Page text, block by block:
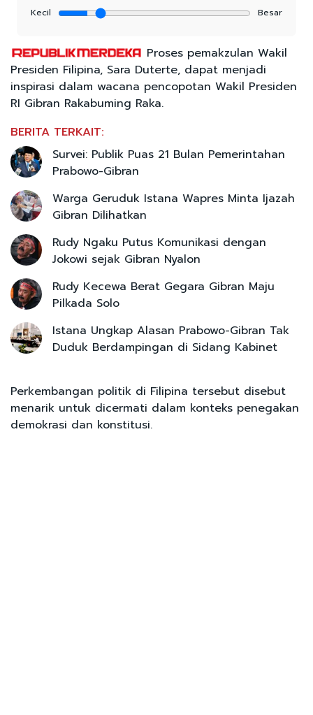
Kecil
Besar
Proses pemakzulan Wakil
Presiden Filipina, Sara Duterte, dapat menjadi
inspirasi dalam wacana pencopotan Wakil Presiden
RI Gibran Rakabuming Raka.
BERITA TERKAIT:
Survei: Publik Puas 21 Bulan Pemerintahan
Prabowo-Gibran
Warga Geruduk Istana Wapres Minta Ijazah
Gibran Dilihatkan
Rudy Ngaku Putus Komunikasi dengan
Jokowi sejak Gibran Nyalon
Rudy Kecewa Berat Gegara Gibran Maju
Pilkada Solo
Istana Ungkap Alasan Prabowo-Gibran Tak
Duduk Berdampingan di Sidang Kabinet
Perkembangan politik di Filipina tersebut disebut
menarik untuk dicermati dalam konteks penegakan
demokrasi dan konstitusi.